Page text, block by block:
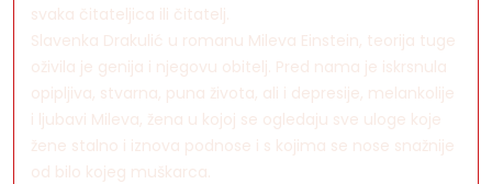
svaka čitateljica ili čitatelj.
Slavenka Drakulić u romanu Mileva Einstein, teorija tuge
oživila je genija i njegovu obitelj. Pred nama je iskrsnula
opipljiva, stvarna, puna života, ali i depresije, melankolije
i ljubavi Mileva, žena u kojoj se ogledaju sve uloge koje
žene stalno i iznova podnose i s kojima se nose snažnije
od bilo kojeg muškarca.